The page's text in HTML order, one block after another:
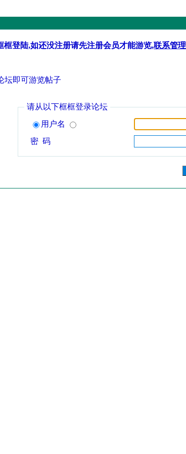
登陆,如还没注册请先注册会员才能游览,联系管理
坛即可游览帖子
请从以下框框登录论坛
用户名
密 码